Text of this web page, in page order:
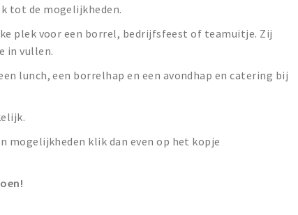
tot de mogelijkheden.
plek voor een borrel, bedrijfsfeest of teamuitje. Zij
in vullen.
lunch, een borrelhap en een avondhap en catering bij
mogelijkheden klik dan even op het kopje